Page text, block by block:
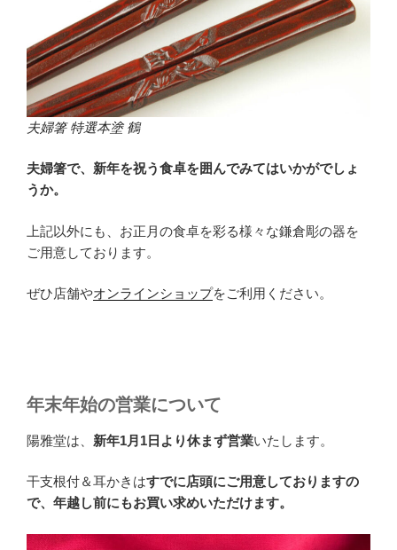
夫婦箸 特選本塗 鶴
夫婦箸で、新年を祝う食卓を囲んでみてはいかがでしょ
うか。
上記以外にも、お正月の食卓を彩る様々な鎌倉彫の器を
ご用意しております。
ぜひ店舗やオンラインショップをご利用ください。
年末年始の営業について
陽雅堂は、 新年1月1日より休まず営業いたします。
干支根付＆耳かきはすでに店頭にご用意しておりますの
で、年越し前にもお買い求めいただけます。